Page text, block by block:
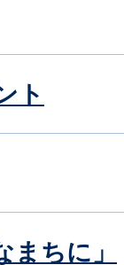
ト
ちに」